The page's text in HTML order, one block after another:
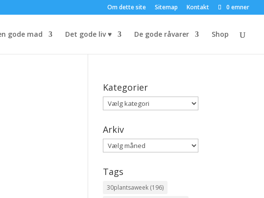
Om dette site Sitemap Kontakt 0 emner
gode mad Det gode liv ♥ De gode råvarer Shop
Kategorier
Kategorier
Arkiv
Arkiv
Tags
30plantsaweek (196)